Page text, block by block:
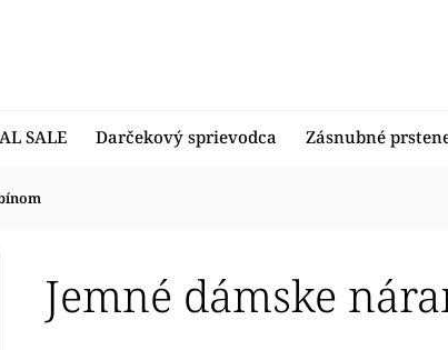
SALE Darčekový sprievodca Zásnubné
Jemné dámske